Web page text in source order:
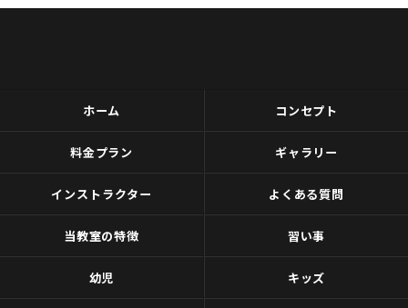
ホーム コンセプト
料金プラン ギャラリー
インストラクター よくある質問
当教室の特徴 習い事
幼児 キッズ